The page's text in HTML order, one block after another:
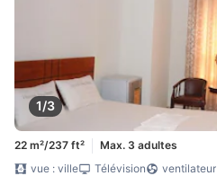
1/3
22 m²/237 ft²
Max. 3 adultes
vue : ville
Télévision ventilateur